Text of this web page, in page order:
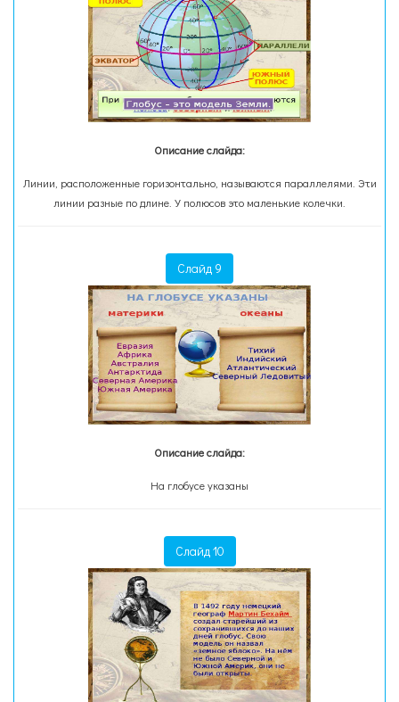
Описание слайда:
Линии, расположенные горизонтально, называются параллелями. Эти
линии разные по длине. У полюсов это маленькие колечки.
Слайд 9
Описание слайда:
На глобусе указаны
Слайд 10